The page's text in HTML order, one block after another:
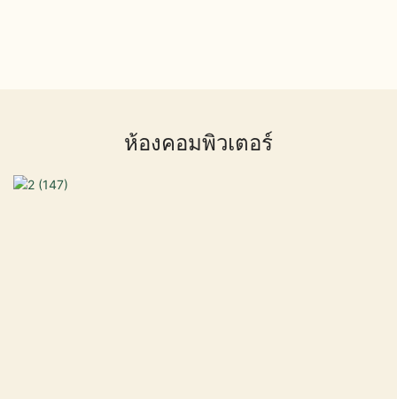
ห้องคอมพิวเตอร์